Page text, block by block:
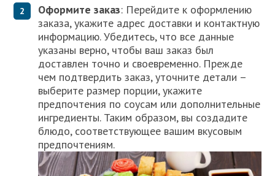
Оформите заказ: Перейдите к оформлению
заказа, укажите адрес доставки и контактную
информацию. Убедитесь, что все данные
указаны верно, чтобы ваш заказ был
доставлен точно и своевременно. Прежде
чем подтвердить заказ, уточните детали –
выберите размер порции, укажите
предпочтения по соусам или дополнительные
ингредиенты. Таким образом, вы создадите
блюдо, соответствующее вашим вкусовым
предпочтениям.